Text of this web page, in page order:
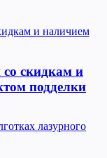
скидкам и
подделки